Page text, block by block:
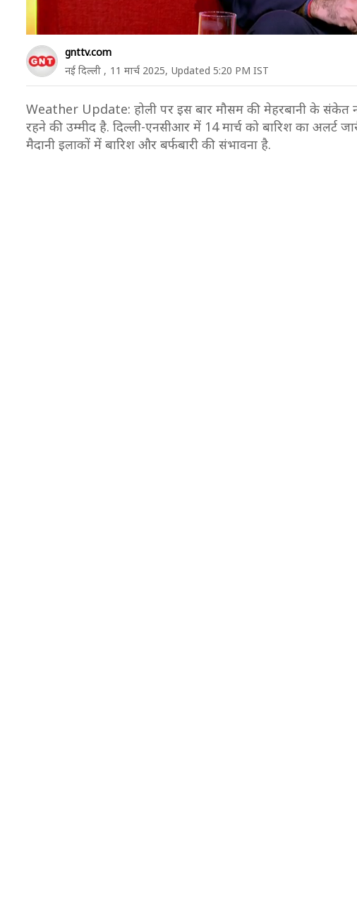
gnttv.com
नई दिल्ली , 11 मार्च 2025, Updated 5:20 PM IST
Weather Update: होली पर इस बार मौसम की मेहरबानी के संकेत
रहने की उम्मीद है. दिल्ली-एनसीआर में 14 मार्च को बारिश का अलर्ट
मैदानी इलाकों में बारिश और बर्फबारी की संभावना है.